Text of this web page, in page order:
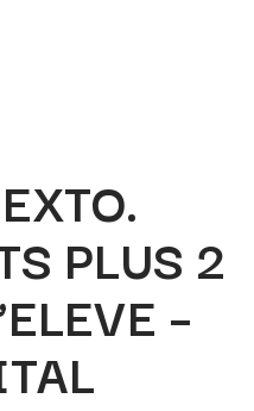
PLUS 2
–